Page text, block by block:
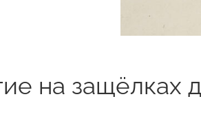
на защёлках